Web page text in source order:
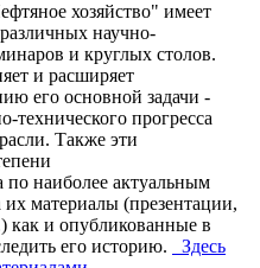
хозяйство" имеет
научно-
и круглых столов.
и расширяет
его основной задачи -
технического прогресса
Также эти
наиболее актуальным
их материалы (презентации,
как и опубликованные в
его историю.
Здесь